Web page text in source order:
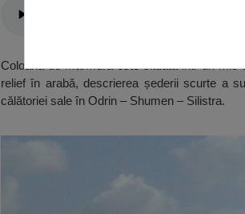
Coloana de marmură este situată într-un
relief în arabă, descrierea șederii scurte a
călătoriei sale în Odrin – Shumen – Silistra.